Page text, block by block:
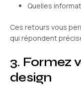
Quelles
Ces retours vous
qui répondent
3. Formez
design